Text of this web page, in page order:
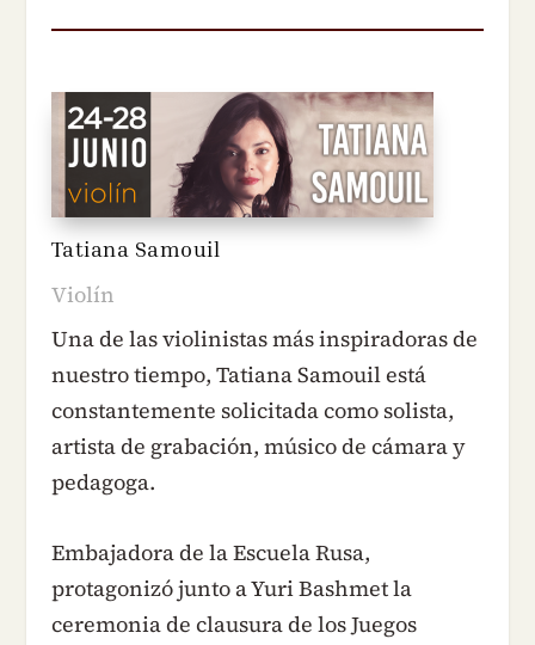
Tatiana Samouil
Violín
Una de las violinistas más inspiradoras de
nuestro tiempo, Tatiana Samouil está
constantemente solicitada como solista,
artista de grabación, músico de cámara y
pedagoga.
Embajadora de la Escuela Rusa,
protagonizó junto a Yuri Bashmet la
ceremonia de clausura de los Juegos